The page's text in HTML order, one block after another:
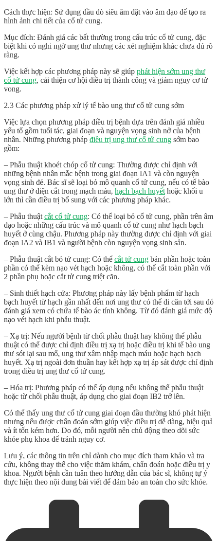
Cách thực hiện: Sử dụng đầu dò siêu âm đặt vào âm đạo để tạo ra
hình ảnh chi tiết của cổ tử cung.
Mục đích: Đánh giá các bất thường trong cấu trúc cổ tử cung, đặc
biệt khi có nghi ngờ ung thư nhưng các xét nghiệm khác chưa đủ rõ
ràng.
Việc kết hợp các phương pháp này sẽ giúp phát hiện sớm ung thư
cổ tử cung, cải thiện cơ hội điều trị thành công và giảm nguy cơ tử
vong.
2.3 Các phương pháp xử lý tế bào ung thư cổ tử cung sớm
Việc lựa chọn phương pháp điều trị bệnh dựa trên đánh giá nhiều
yếu tố gồm tuổi tác, giai đoạn và nguyện vọng sinh nở của bệnh
nhân. Những phương pháp điều trị ung thư cổ tử cung sớm bao
gồm:
– Phẫu thuật khoét chóp cổ tử cung: Thường được chỉ định với
những bệnh nhân mắc bệnh trong giai đoạn IA1 và còn nguyện
vọng sinh đẻ. Bác sĩ sẽ loại bỏ mô quanh cổ tử cung, nếu có tế bào
ung thư ở diện cắt trong mạch máu, hạch bạch huyết hoặc khối u
lớn thì cần điều trị bổ sung với các phương pháp khác.
– Phẫu thuật cắt cổ tử cung: Có thể loại bỏ cổ tử cung, phần trên âm
đạo hoặc những cấu trúc và mô quanh cổ tử cung như hạch bạch
huyết ở cùng chậu. Phương pháp này thường được chỉ định với giai
đoạn IA2 và IB1 và người bệnh còn nguyện vọng sinh sản.
– Phẫu thuật cắt bỏ tử cung: Có thể cắt tử cung bán phần hoặc toàn
phần có thể kèm nạo vét hạch hoặc không, có thể cắt toàn phần với
2 phần phụ hoặc cắt tử cung triệt căn.
– Sinh thiết hạch cửa: Phương pháp này lấy bệnh phẩm từ hạch
bạch huyết từ hạch gần nhất đến nơi ung thư có thể di căn tới sau đó
đánh giá xem có chứa tế bào ác tính không. Từ đó đánh giá mức độ
nạo vét hạch khi phẫu thuật.
– Xạ trị: Nếu người bệnh từ chối phẫu thuật hay không thể phẫu
thuật có thể được chỉ định điều trị xạ trị hoặc điều trị khi tế bào ung
thư sót lại sau mổ, ung thư xâm nhập mạch máu hoặc hạch bạch
huyết. Xạ trị ngoài đơn thuần hay kết hợp xạ trị áp sát được chỉ định
trong điều trị ung thư cổ tử cung.
– Hóa trị: Phương pháp có thể áp dụng nếu không thể phẫu thuật
hoặc từ chối phẫu thuật, áp dụng cho giai đoạn IB2 trở lên.
Có thể thấy ung thư cổ tử cung giai đoạn đầu thường khó phát hiện
nhưng nếu được chẩn đoán sớm giúp việc điều trị dễ dàng, hiệu quả
và ít tốn kém hơn. Do đó, mỗi người nên chủ động theo dõi sức
khỏe phụ khoa để tránh nguy cơ.
Lưu ý, các thông tin trên chỉ dành cho mục đích tham khảo và tra
cứu, không thay thế cho việc thăm khám, chẩn đoán hoặc điều trị y
khoa. Người bệnh cần tuân theo hướng dẫn của bác sĩ, không tự ý
thực hiện theo nội dung bài viết để đảm bảo an toàn cho sức khỏe.